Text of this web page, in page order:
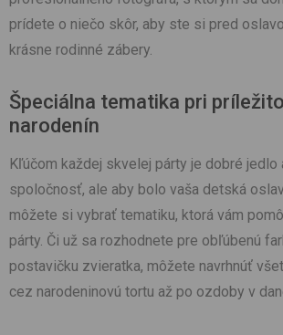
prídete o niečo skôr, aby ste si pred
krásne rodinné zábery.
Špeciálna tematika pri
narodenín
Kľúčom každej skvelej párty je dobré jedlo
spoločnosť, ale aby bolo vaša detská
môžete si vybrať tematiku, ktorá vám
párty. Či už sa rozhodnete pre obľúbenú
postavičku zvieratka, môžete navrhnúť
cez narodeninovú tortu až po ozdoby v